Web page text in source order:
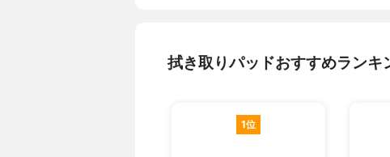
拭き取りパッドおすすめランキ
1位